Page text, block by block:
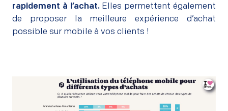
rapidement à l’achat.Elles permettent également
de proposer la meilleure expérience d’achat
possible sur mobile à vos clients !